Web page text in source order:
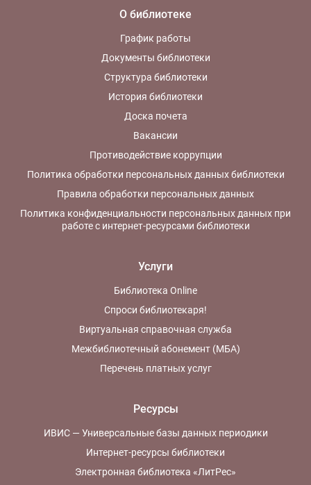
О библиотеке
График работы
Документы библиотеки
Структура библиотеки
История библиотеки
Доска почета
Вакансии
Противодействие коррупции
Политика обработки персональных данных библиотеки
Правила обработки персональных данных
Политика конфиденциальности персональных данных при
работе с интернет-ресурсами библиотеки
Услуги
Библиотека Online
Спроси библиотекаря!
Виртуальная справочная служба
Межбиблиотечный абонемент (МБА)
Перечень платных услуг
Ресурсы
ИВИС — Универсальные базы данных периодики
Интернет-ресурсы библиотеки
Электронная библиотека «ЛитРес»